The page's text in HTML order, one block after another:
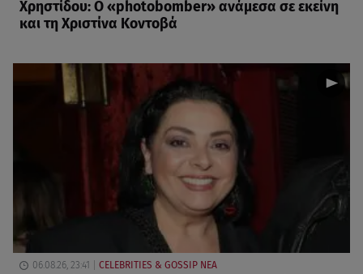
Χρηστίδου: Ο «photobomber» ανάμεσα σε εκείνη
και τη Χριστίνα Κοντοβά
06.08.26, 23:41 CELEBRITIES & GOSSIP ΝΕΑ